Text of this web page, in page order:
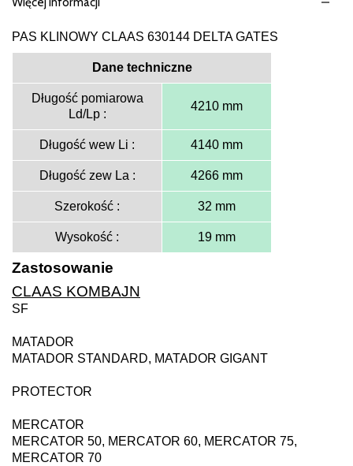
PAS KLINOWY CLAAS 630144 DELTA GATES
Dane techniczne
Długość pomiarowa
Ld/Lp :
4210 mm
Długość wew Li : 4140 mm
Długość zew La : 4266 mm
Szerokość : 32 mm
Wysokość : 19 mm
Zastosowanie
CLAAS KOMBAJN
SF
MATADOR
MATADOR STANDARD, MATADOR GIGANT
PROTECTOR
MERCATOR
MERCATOR 50, MERCATOR 60, MERCATOR 75,
MERCATOR 70